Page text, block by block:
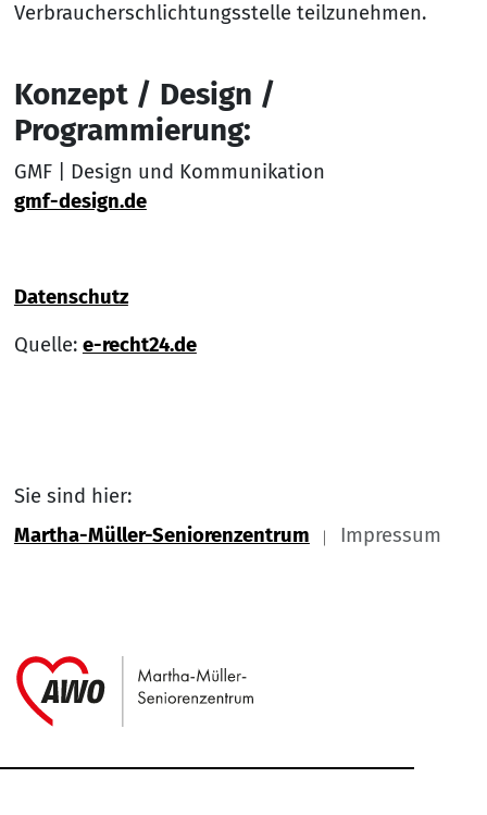
Verbraucherschlichtungsstelle teilzunehmen.
Konzept / Design /
Programmierung:
GMF | Design und Kommunikation
gmf-design.de
Datenschutz
Quelle: e-recht24.de
Sie sind hier:
Martha-Müller-Seniorenzentrum
Impressum